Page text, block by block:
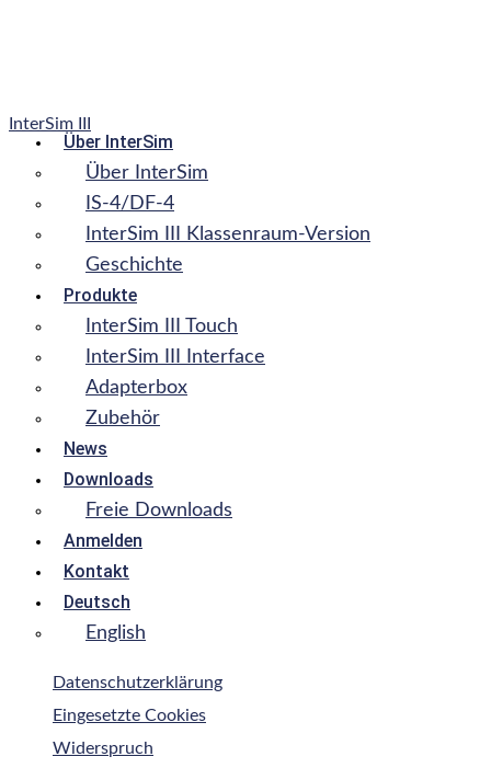
InterSim III
Über InterSim
Über InterSim
IS-4/DF-4
InterSim III Klassenraum-Version
Geschichte
Produkte
InterSim III Touch
InterSim III Interface
Adapterbox
Zubehör
News
Downloads
Freie Downloads
Anmelden
Kontakt
Deutsch
English
Datenschutzerklärung
Eingesetzte Cookies
Widerspruch